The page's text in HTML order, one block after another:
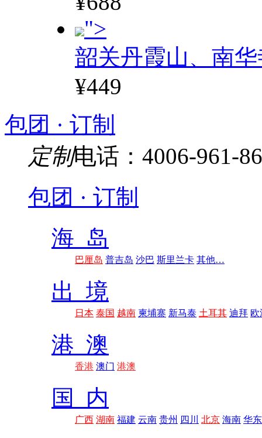
">
韶关丹霞山、南
¥449
包团 · 订制
定制电话：4006-961-
包团 · 订制
海 岛
巴厘岛 普吉岛 沙巴 斯里兰卡 其他…
出 境
日本 泰国 越南 柬埔寨 新马泰 土耳其 迪拜 欧
港 澳
香港 澳门 港澳
国 内
广西 湖南 福建 云南 贵州 四川 北京 海南 华东